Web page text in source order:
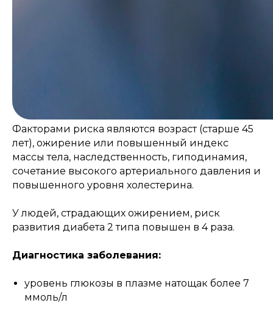
Факторами риска являются возраст (старше 45
лет), ожирение или повышенный индекс
массы тела, наследственность, гиподинамия,
сочетание высокого артериального давления и
повышенного уровня холестерина.
У людей, страдающих ожирением, риск
развития диабета 2 типа повышен в 4 раза.
Диагностика заболевания:
уровень глюкозы в плазме натощак более 7
ммоль/л